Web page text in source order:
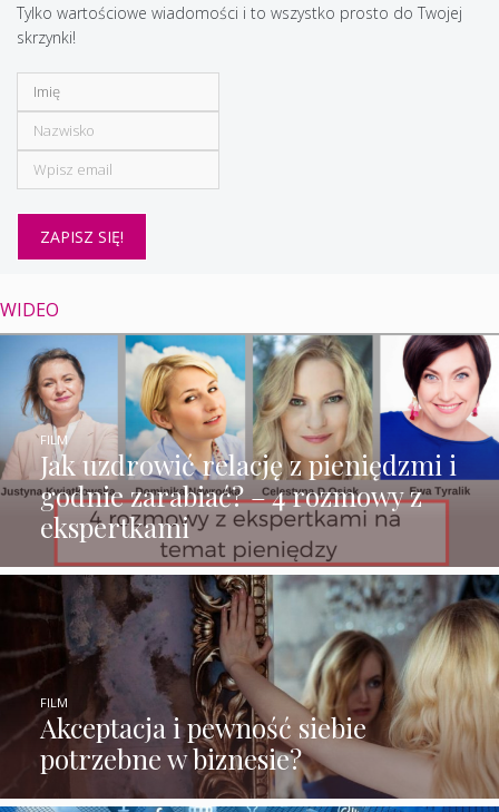
Tylko wartościowe wiadomości i to wszystko prosto do Twojej
skrzynki!
WIDEO
Jak uzdrowić relację z pieniędzmi i
godnie zarabiać? – 4 rozmowy z
ekspertkami
FILM
Akceptacja i pewność siebie
potrzebne w biznesie?
FILM